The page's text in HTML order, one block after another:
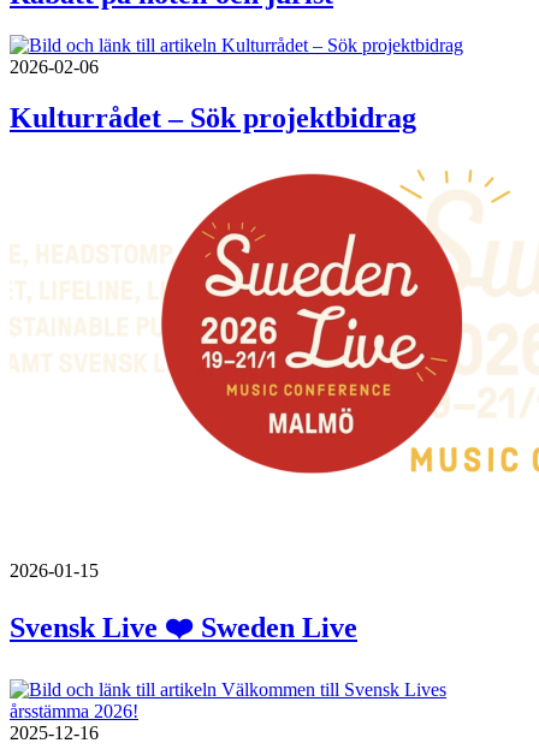
2026-02-06
Kulturrådet – Sök projektbidrag
2026-01-15
Svensk Live ❤️ Sweden Live
2025-12-16